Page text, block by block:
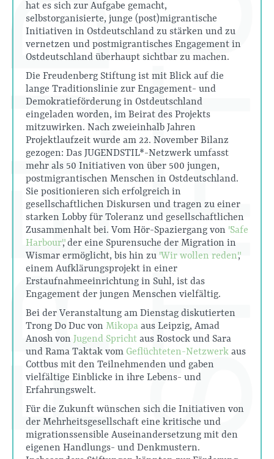
hat es sich zur Aufgabe gemacht,
selbstorganisierte, junge (post)migrantische
Initiativen in Ostdeutschland zu stärken und zu
vernetzen und postmigrantisches Engagement in
Ostdeutschland überhaupt sichtbar zu machen.
Die Freudenberg Stiftung ist mit Blick auf die
lange Traditionslinie zur Engagement- und
Demokratieförderung in Ostdeutschland
eingeladen worden, im Beirat des Projekts
mitzuwirken. Nach zweieinhalb Jahren
Projektlaufzeit wurde am 22. November Bilanz
gezogen: Das JUGENDSTIL*-Netzwerk umfasst
mehr als 50 Initiativen von über 500 jungen,
postmigrantischen Menschen in Ostdeutschland.
Sie positionieren sich erfolgreich in
gesellschaftlichen Diskursen und tragen zu einer
starken Lobby für Toleranz und gesellschaftlichen
Zusammenhalt bei. Vom Hör-Spaziergang von "Safe
Harbour", der eine Spurensuche der Migration in
Wismar ermöglicht, bis hin zu "Wir wollen reden",
einem Aufklärungsprojekt in einer
Erstaufnahmeeinrichtung in Suhl, ist das
Engagement der jungen Menschen vielfältig.
Bei der Veranstaltung am Dienstag diskutierten
Trong Do Duc von Mikopa aus Leipzig, Amad
Anosh von Jugend Spricht aus Rostock und Sara
und Rama Taktak vom Geflüchteten-Netzwerk aus
Cottbus mit den Teilnehmenden und gaben
vielfältige Einblicke in ihre Lebens- und
Erfahrungswelt.
Für die Zukunft wünschen sich die Initiativen von
der Mehrheitsgesellschaft eine kritische und
migrationssensible Auseinandersetzung mit den
eigenen Handlungs- und Denkmustern.